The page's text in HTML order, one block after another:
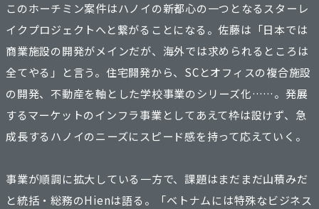
このホーチミン案件はハノイの新都心の一つとなるスターレ
イクプロジェクトへと繋がることになる。佐藤は「日本では
商業施設の開発がメインだが、海外では求められるところは
全てやる」と言う。住宅開発から、SCとオフィスの複合施設
の開発、不動産を軸とした学校事業のシリーズ化……。発展
するマーケットのインフラ事業としてあえて枠は設けず、急
成長するハノイのニーズにスピード感を持って応えていく。
事業が順調に拡大している一方で、課題はまだまだ山積みだ
と統括・総務のHienは語る。「ベトナムには特殊なビジネス